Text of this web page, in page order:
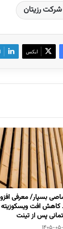
رزیتان
ایکس
بسپار/ معرفی
کاهش افت
پس از تینت